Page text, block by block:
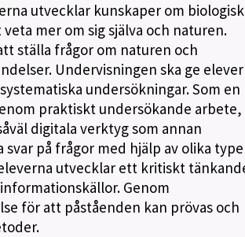
utvecklar kunskaper om
mer om sig själva och naturen.
ställa frågor om naturen och
Undervisningen ska ge
undersökningar. Som en
praktiskt undersökande arbete,
digitala verktyg som annan
på frågor med hjälp av olika
utvecklar ett kritiskt
Genom
för att påståenden kan prövas och